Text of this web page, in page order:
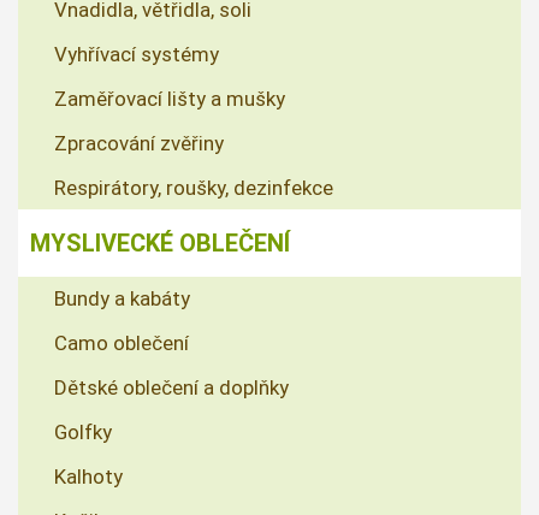
Vnadidla, větřidla, soli
Vyhřívací systémy
Zaměřovací lišty a mušky
Zpracování zvěřiny
Respirátory, roušky, dezinfekce
MYSLIVECKÉ OBLEČENÍ
Bundy a kabáty
Camo oblečení
Dětské oblečení a doplňky
Golfky
Kalhoty